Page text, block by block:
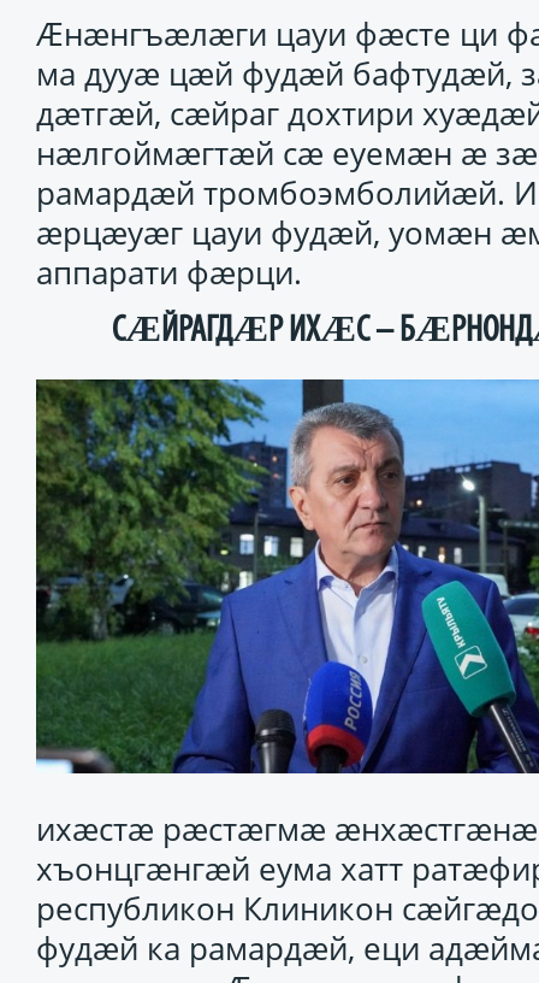
Ӕнӕнгъӕлӕги цауи фӕсте ци
ма дууӕ цӕй фудӕй бафтудӕй,
дӕтгӕй, сӕйраг дохтири
нӕлгоймӕгтӕй сӕ еуемӕн ӕ
рамардӕй тромбоэмболийӕй.
ӕрцӕуӕг цауи фудӕй, уомӕн
аппарати фӕрци.
СӔЙРАГДӔР ИХӔС –
ихӕстӕ рӕстӕгмӕ
хъонцгӕнгӕй еума хатт
республикон Клиникон
фудӕй ка рамардӕй, еци